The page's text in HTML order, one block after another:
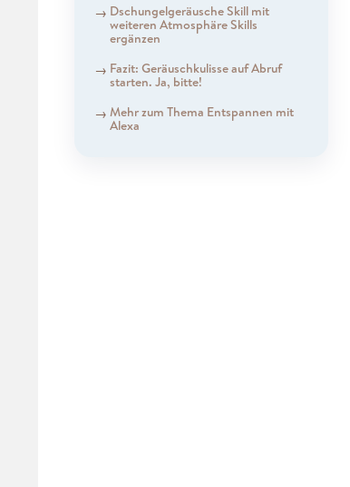
Dschungelgeräusche Skill mit
weiteren Atmosphäre Skills
ergänzen
Fazit: Geräuschkulisse auf Abruf
starten. Ja, bitte!
Mehr zum Thema Entspannen mit
Alexa